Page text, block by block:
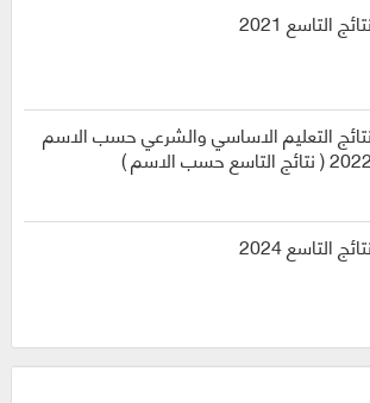
نتائج التاسع 2021
نتائج التعليم الاساسي والشرعي حسب الاسم
2022 ( نتائج التاسع حسب الاسم )
نتائج التاسع 2024